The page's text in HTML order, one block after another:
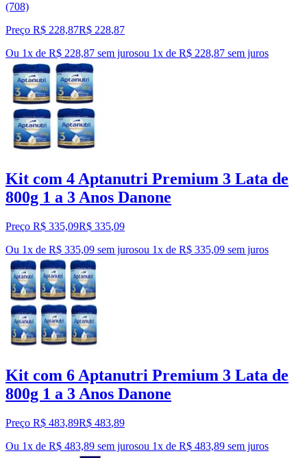
(708)
Preço R$ 228,87R$ 228,87
Ou 1x de R$ 228,87 sem jurosou 1x de R$ 228,87 sem juros
Kit com 4 Aptanutri Premium 3 Lata de
800g 1 a 3 Anos Danone
Preço R$ 335,09R$ 335,09
Ou 1x de R$ 335,09 sem jurosou 1x de R$ 335,09 sem juros
Kit com 6 Aptanutri Premium 3 Lata de
800g 1 a 3 Anos Danone
Preço R$ 483,89R$ 483,89
Ou 1x de R$ 483,89 sem jurosou 1x de R$ 483,89 sem juros